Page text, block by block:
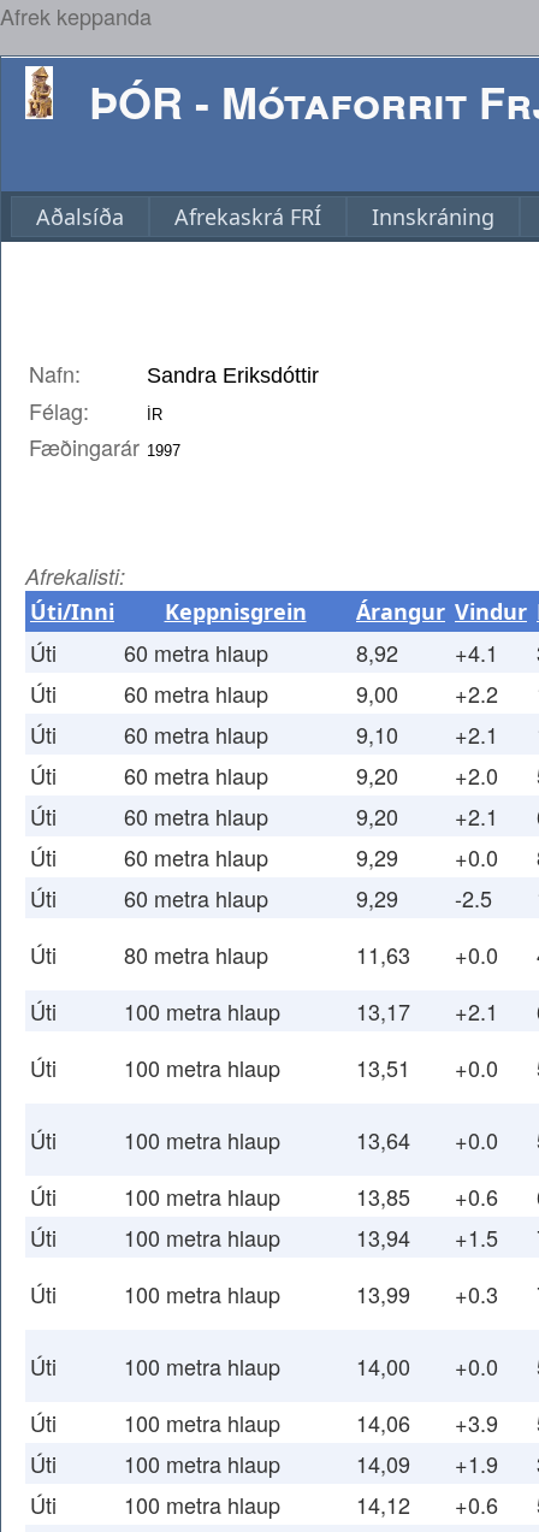
Afrek keppanda
ÞÓR - Mótaforrit
Aðalsíða Afrekaskrá FRÍ Innskráning
Nafn:
Félag:
Fæðingarár
Afrekalisti:
Úti/Inni Keppnisgrein Árangur Vindur
Úti 60 metra hlaup 8,92 +4.1
Úti
60 metra hlaup 9,00 +2.2
Úti
60 metra hlaup 9,10 +2.1
Úti
60 metra hlaup 9,20 +2.0
Úti
60 metra hlaup 9,20 +2.1
Úti
60 metra hlaup 9,29 +0.0
Úti
60 metra hlaup 9,29 -2.5
Úti
80 metra hlaup 11,63 +0.0
Úti
100 metra hlaup 13,17 +2.1
Úti
100 metra hlaup 13,51 +0.0
Úti 100 metra hlaup 13,64 +0.0
Úti
100 metra hlaup 13,85 +0.6
Úti
100 metra hlaup 13,94 +1.5
Úti
100 metra hlaup 13,99 +0.3
Úti 100 metra hlaup 14,00 +0.0
Úti
100 metra hlaup 14,06 +3.9
Úti
100 metra hlaup 14,09 +1.9
Úti
100 metra hlaup 14,12 +0.6